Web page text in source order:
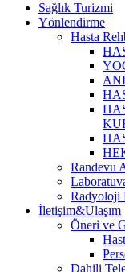
Sağlık Turizmi
Yönlendirme
Hasta
Randevu
Radyoloji
İletişim&Ulaşım
Öneri ve
Dahili